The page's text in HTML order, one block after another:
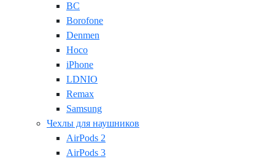
BC
Borofone
Denmen
Hoco
iPhone
LDNIO
Remax
Samsung
Чехлы для наушников
AirPods 2
AirPods 3